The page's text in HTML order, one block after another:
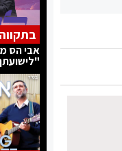
אבי הס